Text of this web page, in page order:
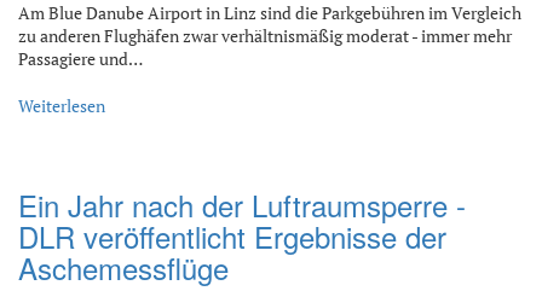
Am Blue Danube Airport in Linz sind die Parkgebühren im Vergleich
zu anderen Flughäfen zwar verhältnismäßig moderat - immer mehr
Passagiere und…
Weiterlesen
Ein Jahr nach der Luftraumsperre -
DLR veröffentlicht Ergebnisse der
Aschemessflüge